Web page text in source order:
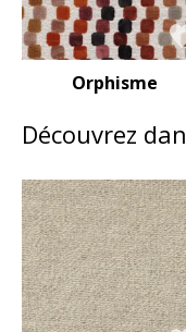
Orphisme
Découvrez